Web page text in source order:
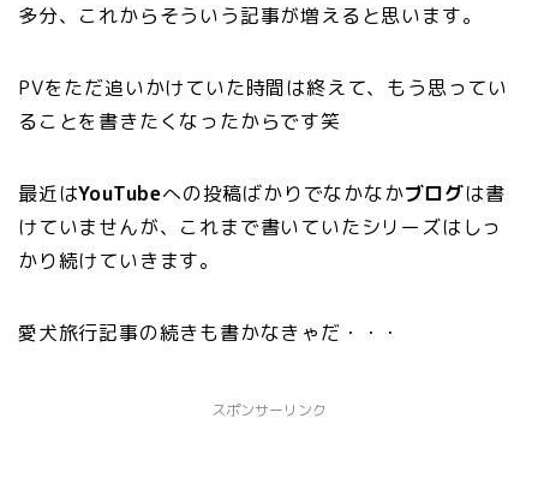
多分、これからそういう記事が増えると思います。
PVをただ追いかけていた時間は終えて、もう思ってい
ることを書きたくなったからです笑
最近はYouTubeへの投稿ばかりでなかなかブログは書
けていませんが、これまで書いていたシリーズはしっ
かり続けていきます。
愛犬旅行記事の続きも書かなきゃだ・・・
スポンサーリンク